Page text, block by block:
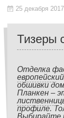
25 декабря 2017
Тизеры
Отделка
обшивки
Планкен –
профиле.
Выбирайте